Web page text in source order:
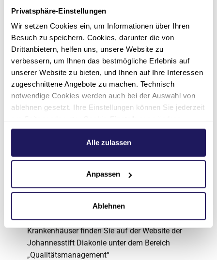
Privatsphäre-Einstellungen
Wir setzen Cookies ein, um Informationen über Ihren
Besuch zu speichern. Cookies, darunter die von
Drittanbietern, helfen uns, unsere Website zu
verbessern, um Ihnen das bestmögliche Erlebnis auf
unserer Website zu bieten, und Ihnen auf Ihre Interessen
zugeschnittene Angebote zu machen. Technisch
notwendige Cookies werden auch bei der Auswahl von
ablehnen gesetzt. Ihre Einstellungen können Sie jederzeit
Weitere Informationen hierzu finden Sie in unserer
.Alle zulassen
Anpassen
Ablehnen
Die Klinik für MICzeigt besonders starke
Ergebnisse in der operativen Medizin. Die
Spezialistin für minimalinvasive Operationen
liegt bei den häufigen chirurgischen Eingriffen
deutlich besser als der bundesweite Vergleich.
Über die IQM-Kriterien
Die Initiative Qualitätsmedizin (IQM) ist ein
trägerübergreifender Zusammenschluss von
rund 500 Krankenhäusern in Deutschland und
der Schweiz. Die Qualitätsmessung erfolgt
durch harte medizinische Fakten (Mortalität,
Komplikationsraten, Mengenströme), was die
Ergebnisse objektiv und vergleichbar macht.
Detaillierte Qualitätsberichte und die
spezifischen Kennzahlen der einzelnen
Krankenhäuser finden Sie auf der Website der
Johannesstift Diakonie unter dem Bereich
„Qualitätsmanagement“